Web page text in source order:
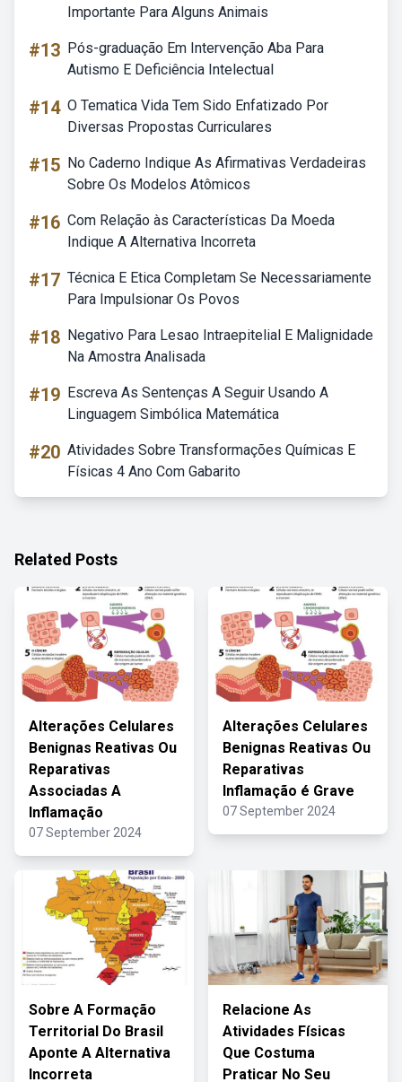
Importante Para Alguns Animais
#13 Pós-graduação Em Intervenção Aba Para
Autismo E Deficiência Intelectual
#14 O Tematica Vida Tem Sido Enfatizado Por
Diversas Propostas Curriculares
#15 No Caderno Indique As Afirmativas Verdadeiras
Sobre Os Modelos Atômicos
#16 Com Relação às Características Da Moeda
Indique A Alternativa Incorreta
#17 Técnica E Etica Completam Se Necessariamente
Para Impulsionar Os Povos
#18 Negativo Para Lesao Intraepitelial E Malignidade
Na Amostra Analisada
#19 Escreva As Sentenças A Seguir Usando A
Linguagem Simbólica Matemática
#20 Atividades Sobre Transformações Químicas E
Físicas 4 Ano Com Gabarito
Related Posts
Alterações Celulares
Benignas Reativas Ou
Reparativas
Associadas A
Inflamação
07 September 2024
Alterações Celulares
Benignas Reativas Ou
Reparativas
Inflamação é Grave
07 September 2024
Sobre A Formação
Territorial Do Brasil
Aponte A Alternativa
Incorreta
Relacione As
Atividades Físicas
Que Costuma
Praticar No Seu